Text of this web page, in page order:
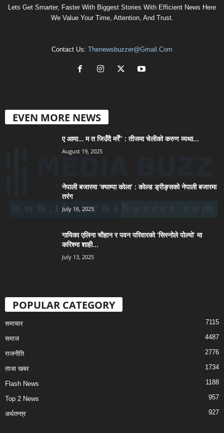
Lets Get Smarter, Faster With Biggest Stories With Efficient News Here
We Value Your Time, Attention, And Trust.
Contact Us: Thenewsbuzzer@gmail.com
EVEN MORE NEWS
ए आमा… म त जिउँदै मरेँ” : तीजमा चेलीको करुण व्यथा...
August 19, 2025
नेपाली बजारमा ‘क्याम्पा कोला’ : कोल्ड ड्रीङ्सको नेपाली बजारमा
तरंग
July 16, 2025
गायिका एलिना चौहान र पवन परिवारको ‘सिस्नोले पोल्यो’ मा
करिश्मा शाही...
July 13, 2025
POPULAR CATEGORY
समाचार 7115
समाज 4487
राजनीति 2776
ताजा खबर 1734
Flash News 1188
Top 2 News 957
अर्थतन्त्र 927